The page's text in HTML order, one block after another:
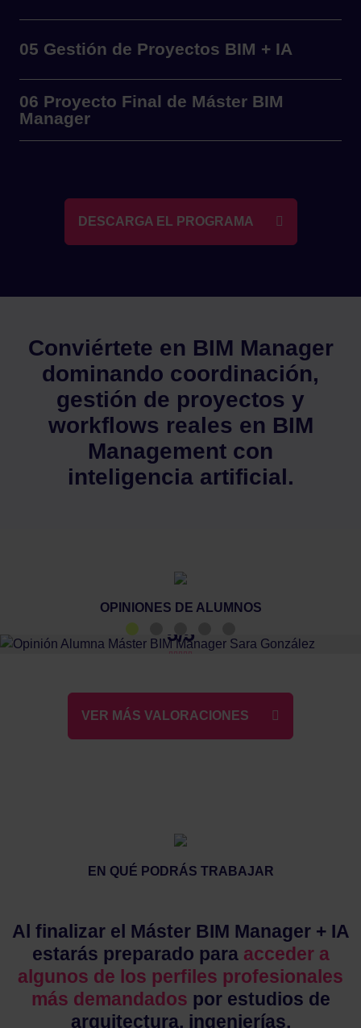
05 Gestión de Proyectos BIM + IA
06 Proyecto Final de Máster BIM
Manager
DESCARGA EL PROGRAMA
Conviértete en BIM Manager
dominando coordinación,
gestión de proyectos y
workflows reales en BIM
Management con
inteligencia artificial.
OPINIONES DE ALUMNOS
5/5
Sara González Peregrina
Arquitecta en Foster + Partners
"Empecé el Máster BIM
máster habilitante y con mi
primer trabajo."
Previous
VER MÁS VALORACIONES
EN QUÉ PODRÁS TRABAJAR
Al finalizar el Máster BIM Manager + IA
estarás preparado para acceder a
algunos de los perfiles profesionales
más demandados por estudios de
arquitectura, ingenierías,